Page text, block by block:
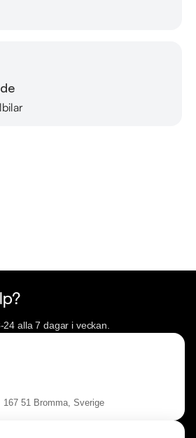
alla 7 dagar i veckan.
51 Bromma, Sverige